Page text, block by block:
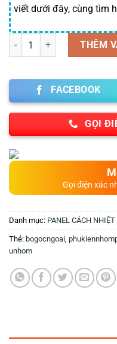
viết dưới đây, cùng tìm
Số lượng THÊM
FACEBOOK
GỌI
Gọi điện xác
Danh mục: PANEL CÁCH
Thẻ: bogocngoai,
unhom